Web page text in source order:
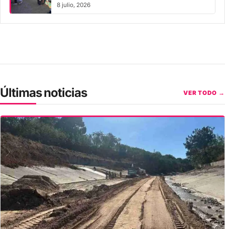
8 julio, 2026
Últimas noticias VER TODO →